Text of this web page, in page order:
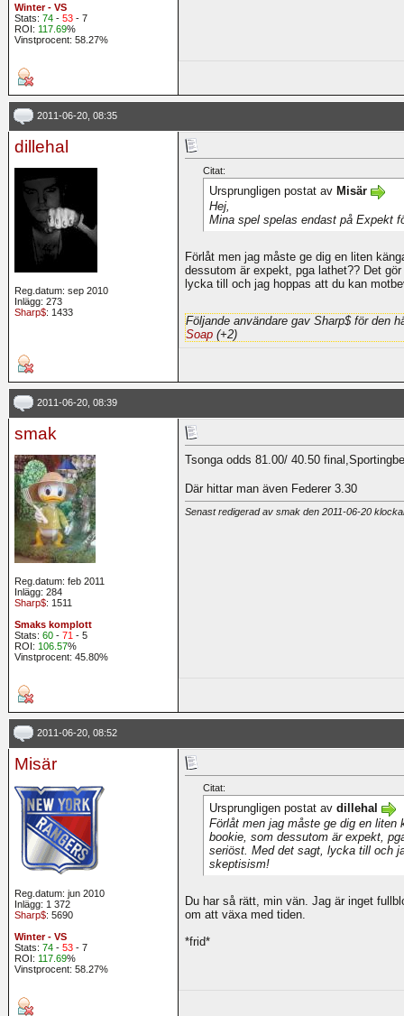
Winter - VS
Stats: 74 - 53 - 7
ROI: 117.69%
Vinstprocent: 58.27%
2011-06-20, 08:35
dillehal
Reg.datum: sep 2010
Inlägg: 273
Sharp$: 1433
Citat:
Ursprungligen postat av Misär
Hej,
Mina spel spelas endast på Expekt
Förlåt men jag måste ge dig en liten
dessutom är expekt, pga lathet?? Det
lycka till och jag hoppas att du kan
Följande användare gav Sharp$ för den
Soap (+2)
2011-06-20, 08:39
smak
Reg.datum: feb 2011
Inlägg: 284
Sharp$: 1511
Smaks komplott
Stats: 60 - 71 - 5
ROI: 106.57%
Vinstprocent: 45.80%
Tsonga odds 81.00/ 40.50
Där hittar man även Federer 3.30
Senast redigerad av smak den 2011-06-20
2011-06-20, 08:52
Misär
Reg.datum: jun 2010
Inlägg: 1 372
Sharp$: 5690
Winter - VS
Stats: 74 - 53 - 7
ROI: 117.69%
Vinstprocent: 58.27%
Citat:
Ursprungligen postat av dillehal
Förlåt men jag måste ge dig en liten
bookie, som dessutom är expekt,
seriöst. Med det sagt, lycka till och
skeptisism!
Du har så rätt, min vän. Jag är inget
om att växa med tiden.
*frid*